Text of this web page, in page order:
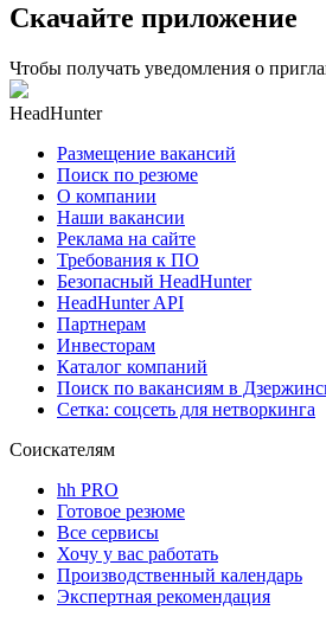
Скачайте приложение
Чтобы получать уведомления о
HeadHunter
Размещение вакансий
Поиск по резюме
О компании
Наши вакансии
Реклама на сайте
Требования к ПО
Безопасный HeadHunter
HeadHunter API
Партнерам
Инвесторам
Каталог компаний
Поиск по вакансиям в
Сетка: соцсеть для нетворкинга
Соискателям
hh PRO
Готовое резюме
Все сервисы
Хочу у вас работать
Производственный календарь
Экспертная рекомендация